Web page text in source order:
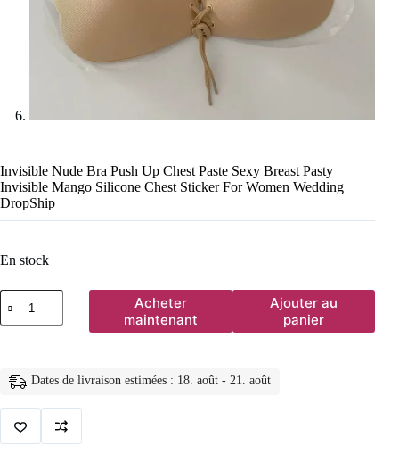
Invisible Nude Bra Push Up Chest Paste Sexy Breast Pasty
Invisible Mango Silicone Chest Sticker For Women Wedding
DropShip
En stock
quantité
de
Invisible
Up
Sexy
Breast
Acheter
maintenant
Ajouter au
panier
Dates de livraison estimées : 18. août - 21. août